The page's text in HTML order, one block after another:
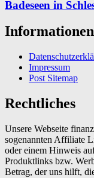
Badeseen in
Informationen
Impressum
Post Sitemap
Rechtliches
Unsere Webseite
sogenannten Affiliate
oder einem Hinweis
Produktlinks bzw.
Betrag, der uns hilft,